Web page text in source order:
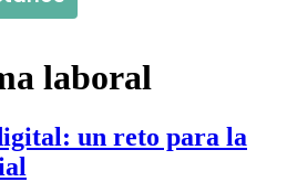
laboral
un reto para la